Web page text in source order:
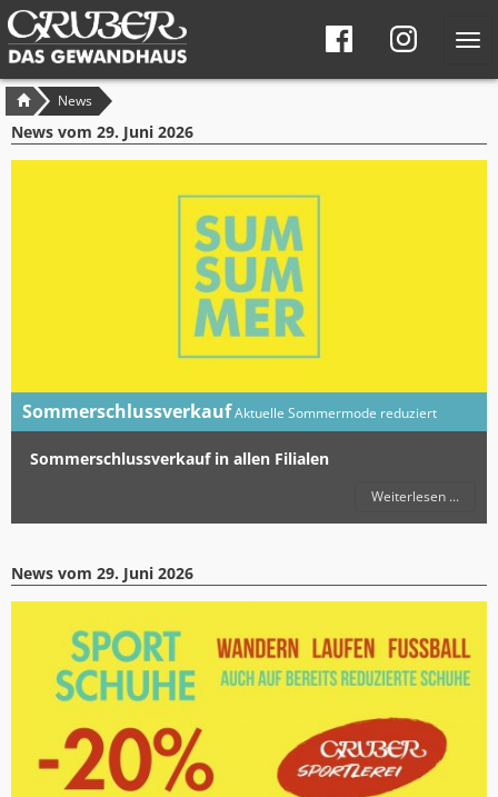
Seitennavigation
Brotkrumen-
Navigation
News
News vom 29. Juni 2026
SommerschlussverkaufAktuelle Sommermode reduziert
Sommerschlussverkauf in allen Filialen
Weiterlesen ...
News vom 29. Juni 2026